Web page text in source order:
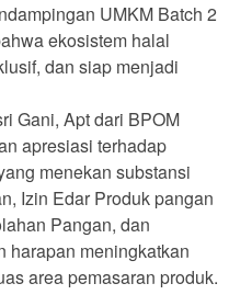
UMKM Batch 2
ekosistem halal
dan siap menjadi
Gani, Apt dari BPOM
apresiasi terhadap
menekan substansi
Izin Edar Produk pangan
Pangan, dan
harapan meningkatkan
area pemasaran produk.